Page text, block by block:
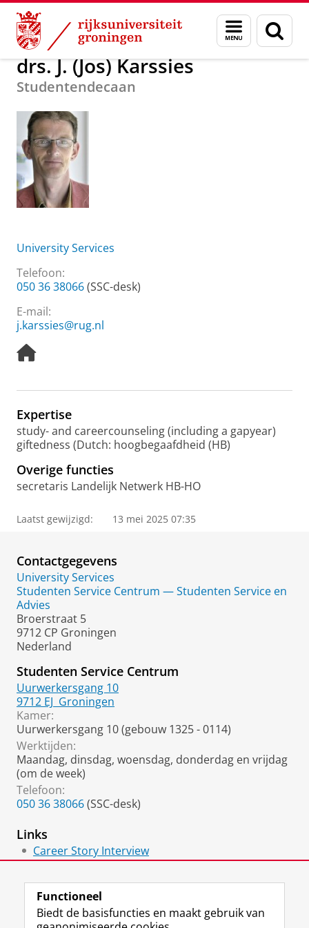
Skip
Content
Skip
Navigation
Menu
en
zoeken
Over ons drs. J. (Jos) Karssies
drs. J. (Jos) Karssies
Studentendecaan
University Services
Telefoon:
050 36 38066(SSC-desk)
E-mail:
j.karssies@rug.nl
H
e
a
g
e
Expertise
study- and careercounseling (including a gapyear)
giftedness (Dutch: hoogbegaafdheid (HB)
Overige functies
secretaris Landelijk Netwerk HB-HO
Laatst gewijzigd: 13 mei 2025 07:35
Contactgegevens
University Services
Studenten Service Centrum — Studenten Service en
Advies
Broerstraat 5
9712 CP Groningen
Nederland
Studenten Service Centrum
Uurwerkersgang 10
9712 EJ Groningen
Kamer:
Uurwerkersgang 10 (gebouw 1325 - 0114)
Werktijden:
Maandag, dinsdag, woensdag, donderdag en vrijdag
(om de week)
Telefoon:
050 36 38066(SSC-desk)
Links
Career Story Interview
Functioneel
Biedt de basisfuncties en maakt gebruik van